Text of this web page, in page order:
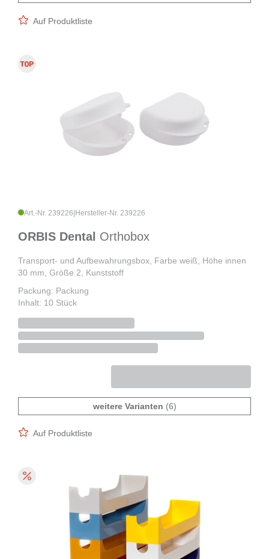
Auf Produktliste
Art.-Nr. 239226 Hersteller-Nr. 239226
ORBIS Dental Orthobox
Transport- und Aufbewahrungsbox, Farbe weiß, Höhe innen
30 mm, Größe 2, Kunststoff
Packung: Packung
Inhalt: 10 Stück
weitere Varianten (6)
Auf Produktliste